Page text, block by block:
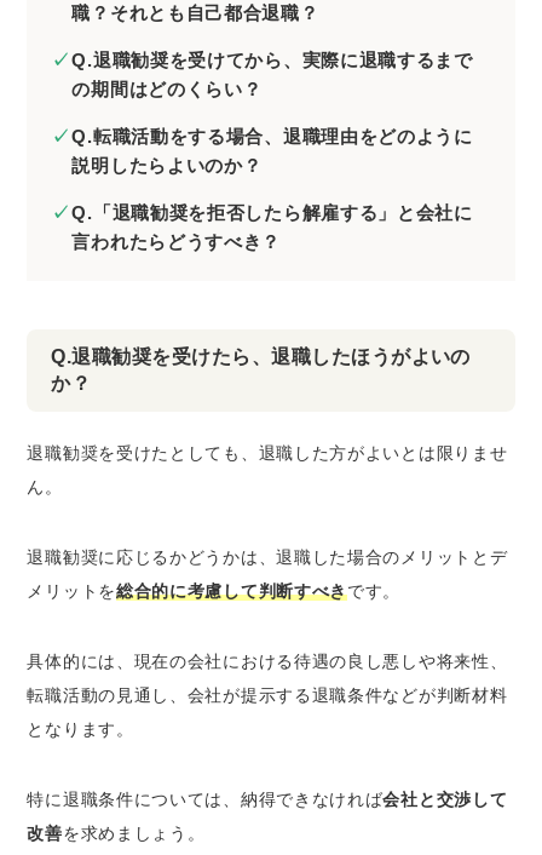
職？それとも自己都合退職？
Q.退職勧奨を受けてから、実際に退職するまで
の期間はどのくらい？
Q.転職活動をする場合、退職理由をどのように
説明したらよいのか？
Q.「退職勧奨を拒否したら解雇する」と会社に
言われたらどうすべき？
Q.退職勧奨を受けたら、退職したほうがよいの
か？
退職勧奨を受けたとしても、退職した方がよいとは限りませ
ん。
退職勧奨に応じるかどうかは、退職した場合のメリットとデ
メリットを総合的に考慮して判断すべきです。
具体的には、現在の会社における待遇の良し悪しや将来性、
転職活動の見通し、会社が提示する退職条件などが判断材料
となります。
特に退職条件については、納得できなければ会社と交渉して
改善を求めましょう。